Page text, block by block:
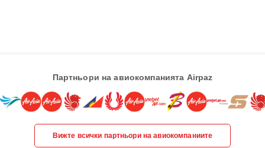
Партньори на авиокомпанията Airpaz
Вижте всички партньори на авиокомпаниите